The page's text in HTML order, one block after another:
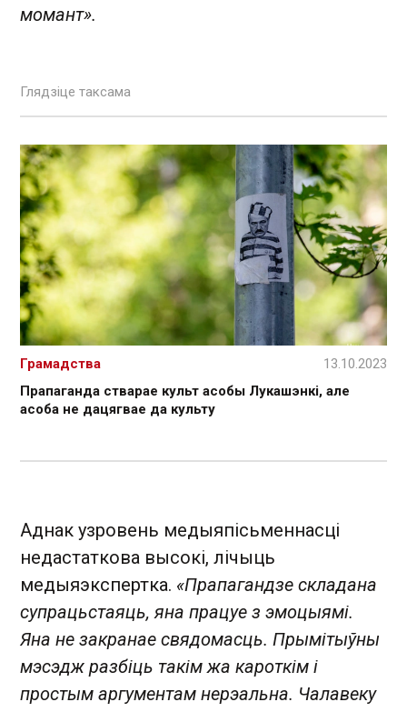
момант».
Глядзіце таксама
Прапаганда стварае культ асобы Лукашэнкі, але
асоба не дацягвае да культу
Грамадства 13.10.2023
Аднак узровень медыяпісьменнасці
недастаткова высокі, лічыць
медыяэкспертка. «Прапагандзе складана
супрацьстаяць, яна працуе з эмоцыямі.
Яна не закранае свядомасць. Прымітыўны
мэсэдж разбіць такім жа кароткім і
простым аргументам нерэальна. Чалавеку